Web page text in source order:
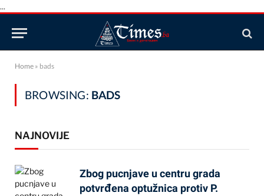
...
Home » bads
BROWSING: BADS
NAJNOVIJE
Zbog pucnjave u centru grada
potvrđena optužnica protiv P.